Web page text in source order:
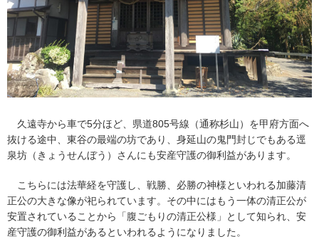
久遠寺から車で5分ほど、県道805号線（通称杉山）を甲府方面へ
抜ける途中、東谷の最端の坊であり、身延山の鬼門封じでもある逕
泉坊（きょうせんぼう）さんにも安産守護の御利益があります。
こちらには法華経を守護し、戦勝、必勝の神様といわれる加藤清
正公の大きな像が祀られています。その中にはもう一体の清正公が
安置されていることから「腹ごもりの清正公様」として知られ、安
産守護の御利益があるといわれるようになりました。